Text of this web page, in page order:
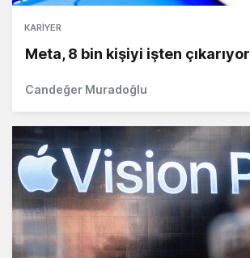
KARIYER
Meta, 8 bin kişiyi işten çıkarıyor
Candeğer Muradoğlu